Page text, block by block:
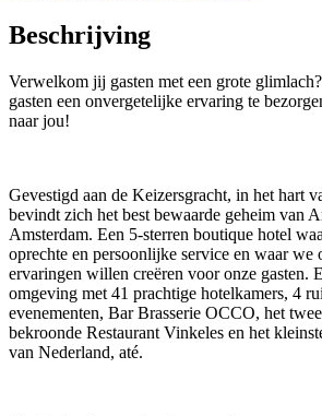
Beschrijving
Verwelkom jij gasten met een grote
gasten een onvergetelijke ervaring te
naar jou!
Gevestigd aan de Keizersgracht, in het hart
bevindt zich het best bewaarde geheim van
Amsterdam. Een 5-sterren boutique hotel
oprechte en persoonlijke service en waar we
ervaringen willen creëren voor onze gasten.
omgeving met 41 prachtige hotelkamers, 4
evenementen, Bar Brasserie OCCO, het
bekroonde Restaurant Vinkeles en het
van Nederland, até.